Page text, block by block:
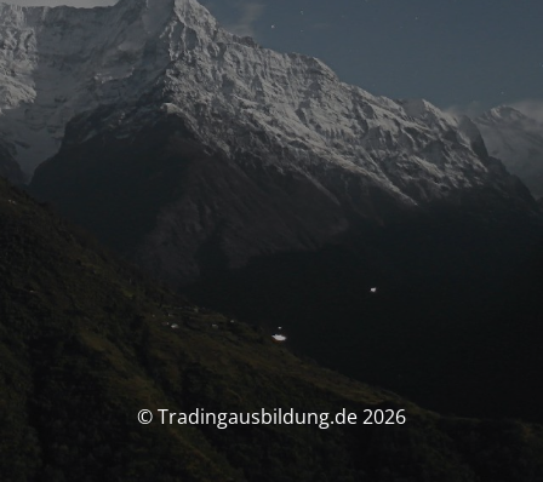
© Tradingausbildung.de 2026